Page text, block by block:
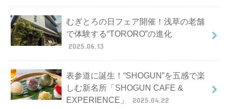
むぎとろの日フェア開催！浅草の老舗
で体験する“TORORO”の進化
2025.06.13
表参道に誕生！“SHOGUN”を五感で楽
しむ新名所「SHOGUN CAFE &
EXPERIENCE」
2025.04.22